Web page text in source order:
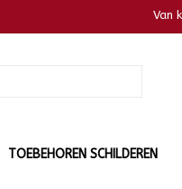
Van
TOEBEHOREN SCHILDEREN